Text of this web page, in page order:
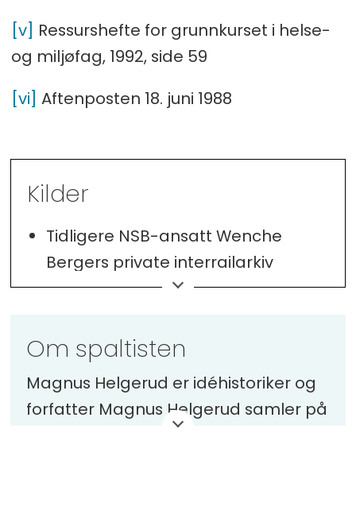
[v] Ressurshefte for grunnkurset i helse-
og miljøfag, 1992, side 59
[vi] Aftenposten 18. juni 1988
Kilder
Tidligere NSB-ansatt Wenche
Bergers private interrailarkiv
Avisarkivene ved
Boka Inter-rail 75, av Peter Sylvest
Olsen
Om spaltisten
Magnus Helgerud er idéhistoriker og
forfatter Magnus Helgerud samler på